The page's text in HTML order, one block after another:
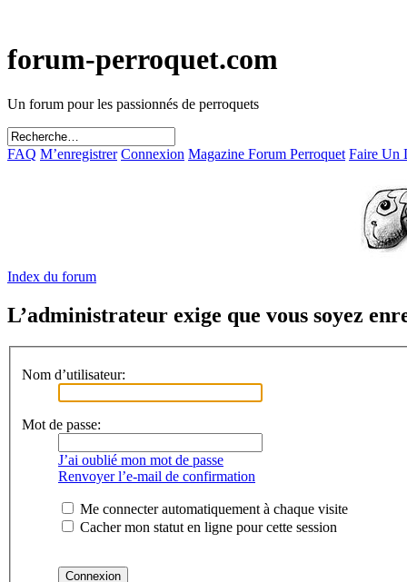
forum-perroquet.com
Un forum pour les passionnés de perroquets
FAQ M’enregistrer Connexion Magazine Forum Perroquet Faire Un
Index du forum
L’administrateur exige que vous soyez
Nom d’utilisateur:
Mot de passe:
J’ai oublié mon mot de passe
Renvoyer l’e-mail de confirmation
Me connecter automatiquement à chaque visite
Cacher mon statut en ligne pour cette session